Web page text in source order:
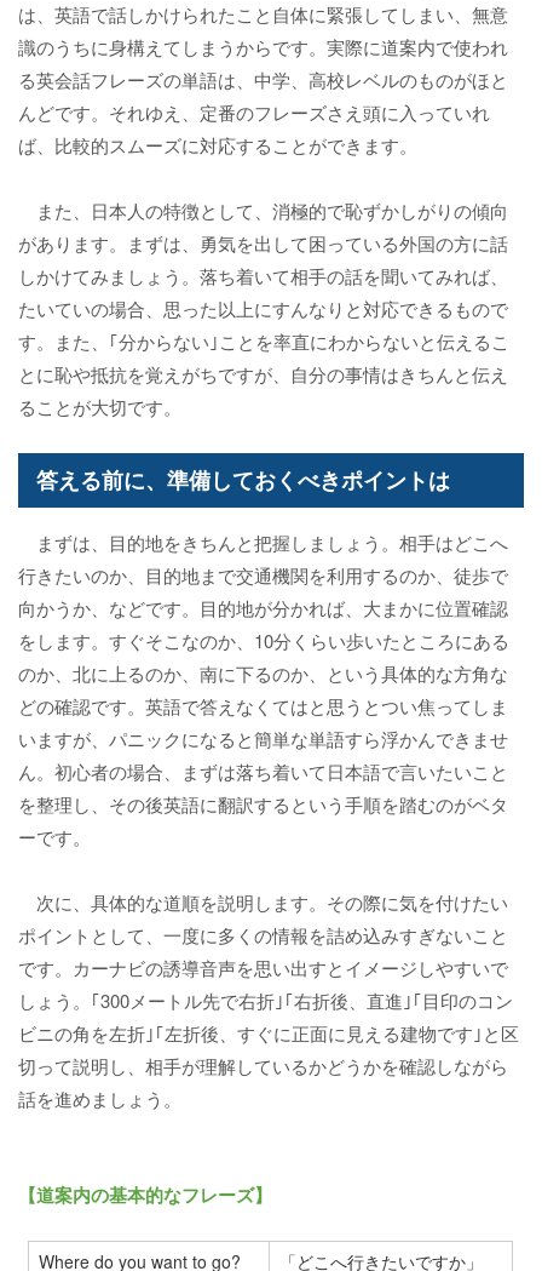
は、英語で話しかけられたこと自体に緊張してしまい、無意
識のうちに身構えてしまうからです。実際に道案内で使われ
る英会話フレーズの単語は、中学、高校レベルのものがほと
んどです。それゆえ、定番のフレーズさえ頭に入っていれ
ば、比較的スムーズに対応することができます。
また、日本人の特徴として、消極的で恥ずかしがりの傾向
があります。まずは、勇気を出して困っている外国の方に話
しかけてみましょう。落ち着いて相手の話を聞いてみれば、
たいていの場合、思った以上にすんなりと対応できるもので
す。また、｢分からない｣ことを率直にわからないと伝えるこ
とに恥や抵抗を覚えがちですが、自分の事情はきちんと伝え
ることが大切です。
答える前に、準備しておくべきポイントは
まずは、目的地をきちんと把握しましょう。相手はどこへ
行きたいのか、目的地まで交通機関を利用するのか、徒歩で
向かうか、などです。目的地が分かれば、大まかに位置確認
をします。すぐそこなのか、10分くらい歩いたところにある
のか、北に上るのか、南に下るのか、という具体的な方角な
どの確認です。英語で答えなくてはと思うとつい焦ってしま
いますが、パニックになると簡単な単語すら浮かんできませ
ん。初心者の場合、まずは落ち着いて日本語で言いたいこと
を整理し、その後英語に翻訳するという手順を踏むのがベタ
ーです。
次に、具体的な道順を説明します。その際に気を付けたい
ポイントとして、一度に多くの情報を詰め込みすぎないこと
です。カーナビの誘導音声を思い出すとイメージしやすいで
しょう。｢300メートル先で右折｣｢右折後、直進｣｢目印のコン
ビニの角を左折｣｢左折後、すぐに正面に見える建物です｣と区
切って説明し、相手が理解しているかどうかを確認しながら
話を進めましょう。
【道案内の基本的なフレーズ】
Where do you want to go? 「どこへ行きたいですか」